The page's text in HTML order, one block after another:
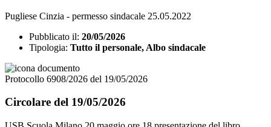
Pugliese Cinzia - permesso sindacale 25.05.2022
Pubblicato il: 20/05/2026
Tipologia: Tutto il personale, Albo sindacale
Protocollo 6908/2026 del 19/05/2026
Circolare del 19/05/2026